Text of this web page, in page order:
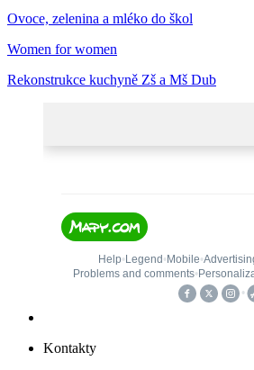
Ovoce, zelenina a mléko do škol
Women for women
Rekonstrukce kuchyně Zš a Mš Dub
Kontakty